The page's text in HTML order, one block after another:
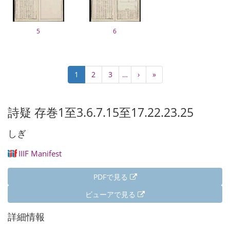
5 6
り
カ
レ
ト
ペ
1 Page
2 Page
3 …
次
ペ
›
最
終
ジ
»
詩疑 存巻1至3.6.7.15至17.22.23.25
しぎ
IIIF Manifest
PDFで見る
ビューアで見る
詳細情報